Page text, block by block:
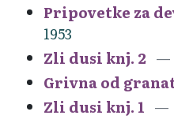
Pripovetke za
1953
Zli dusi knj. 2
Grivna od
Zli dusi knj. 1